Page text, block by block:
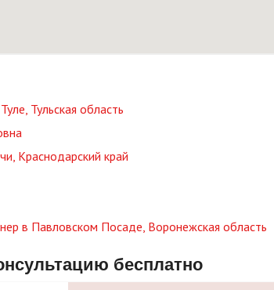
Тульская область
Краснодарский край
в Павловском Посаде, Воронежская область
бесплатно